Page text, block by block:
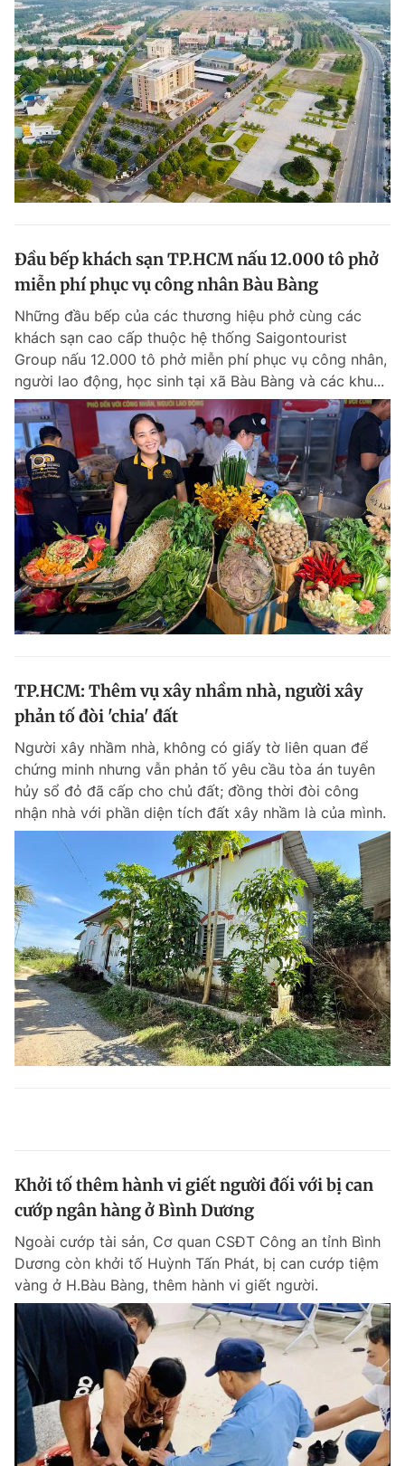
Đầu bếp khách sạn TP.HCM nấu 12.000 tô phở
miễn phí phục vụ công nhân Bàu Bàng
Những đầu bếp của các thương hiệu phở cùng các
khách sạn cao cấp thuộc hệ thống Saigontourist
Group nấu 12.000 tô phở miễn phí phục vụ công nhân,
người lao động, học sinh tại xã Bàu Bàng và các khu...
TP.HCM: Thêm vụ xây nhầm nhà, người xây
phản tố đòi 'chia' đất
Người xây nhầm nhà, không có giấy tờ liên quan để
chứng minh nhưng vẫn phản tố yêu cầu tòa án tuyên
hủy sổ đỏ đã cấp cho chủ đất; đồng thời đòi công
nhận nhà với phần diện tích đất xây nhầm là của mình.
Khởi tố thêm hành vi giết người đối với bị can
cướp ngân hàng ở Bình Dương
Ngoài cướp tài sản, Cơ quan CSĐT Công an tỉnh Bình
Dương còn khởi tố Huỳnh Tấn Phát, bị can cướp tiệm
vàng ở H.Bàu Bàng, thêm hành vi giết người.